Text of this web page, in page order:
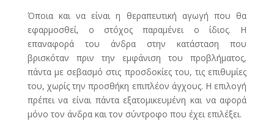
Όποια και να είναι η θεραπευτική αγωγή που θα
εφαρμοσθεί, ο στόχος παραμένει ο ίδιος. Η
επαναφορά του άνδρα στην κατάσταση που
βρισκόταν πριν την εμφάνιση του προβλήματος,
πάντα με σεβασμό στις προσδοκίες του, τις επιθυμίες
του, χωρίς την προσθήκη επιπλέον άγχους. Η επιλογή
πρέπει να είναι πάντα εξατομικευμένη και να αφορά
μόνο τον άνδρα και τον σύντροφο που έχει επιλέξει.